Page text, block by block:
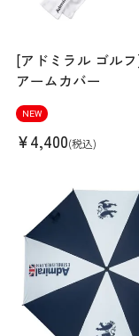
[アドミラル ゴル
アームカバー
NEW
¥4,400 税込